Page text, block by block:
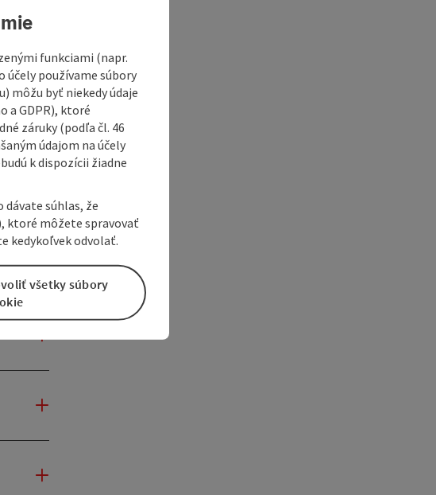
funkciami (napr.
používame súbory
môžu byť niekedy údaje
a GDPR), ktoré
záruky (podľa čl. 46
údajom na účely
k dispozícii žiadne
dávate súhlas, že
ktoré môžete spravovať
kedykoľvek odvolať.
všetky súbory